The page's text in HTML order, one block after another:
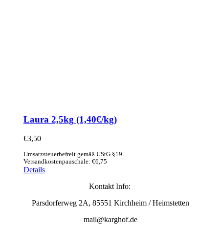
Laura 2,5kg (1,40€/kg)
€3,50
Umsatzsteuerbefreit gemäß UStG §19
Versandkostenpauschale: €6,75
Details
Kontakt Info:
Parsdorferweg 2A, 85551 Kirchheim / Heimstetten
mail@karghof.de